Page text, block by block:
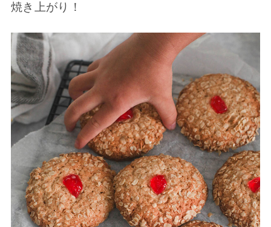
焼き上がり！